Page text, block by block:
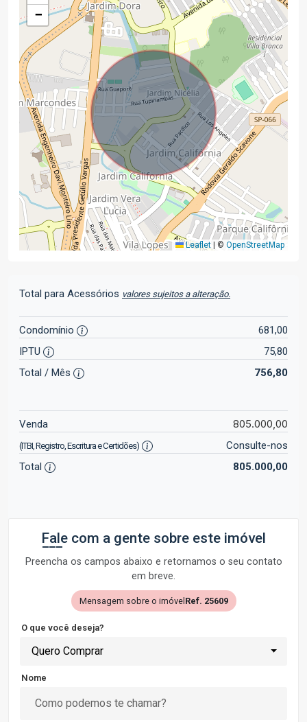
−
Leaflet © OpenStreetMap
Total para Acessórios valores sujeitos a alteração.
Condomínio
681,00
IPTU
75,80
Total / Mês
756,80
Venda 805.000,00
(ITBI, Registro, Escritura e Certidões)
Consulte-nos
Total
805.000,00
Fale com a gente sobre este imóvel
Preencha os campos abaixo e retornamos o seu contato
em breve.
Mensagem sobre o imóvel Ref. 25609
O que você deseja?
Quero Comprar
Nome